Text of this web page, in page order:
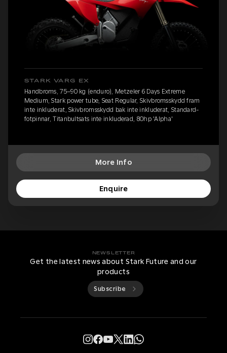
STARK VARG EX
Handbroms, 75–90 kg (enduro), Metzeler 6 Days Extreme
Medium, Stark power tube, Seat Regular, Skivbromsskydd fram
inte inkluderat, Skivbromsskydd bak inte inkluderat, Standard-
fotpinnar, Titanbultsats inte inkluderad, 80hp 'Alpha'
More Info
Enquire
NEWSLETTER
Get the latest news about Stark Future and our
products
Subscribe